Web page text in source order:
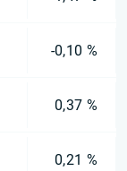
-0,10 %
0,37 %
0,21 %